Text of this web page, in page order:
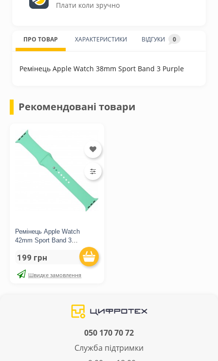
Плати коли зручно
ПРО ТОВАР ХАРАКТЕРИСТИКИ ВІДГУКИ 0
Ремінець Apple Watch 38mm Sport Band 3 Purple
Рекомендовані товари
Ремінець Apple Watch
42mm Sport Band 3
199 грн
Швидке замовлення
050 170 70 72
Служба підтримки